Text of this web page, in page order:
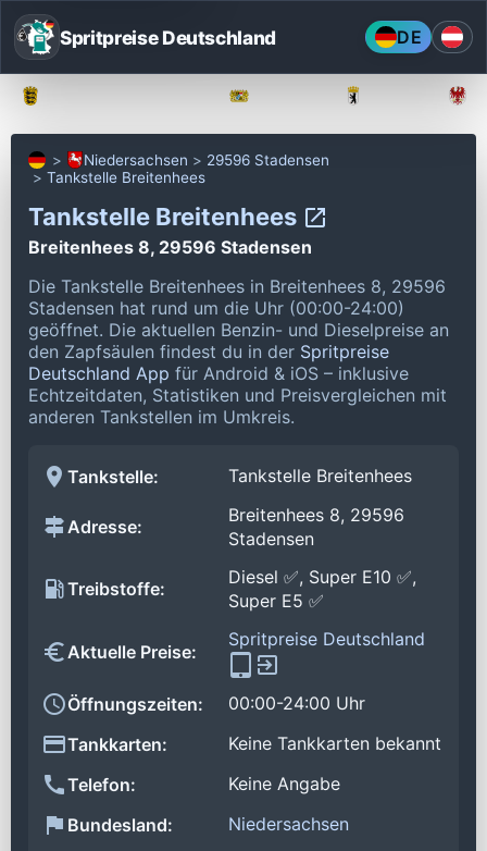
Spritpreise Deutschland DE
Niedersachsen
29596 Stadensen
Tankstelle Breitenhees
Tankstelle Breitenhees
Breitenhees 8, 29596 Stadensen
Die Tankstelle Breitenhees in Breitenhees 8, 29596
Stadensen hat rund um die Uhr (00:00-24:00)
geöffnet. Die aktuellen Benzin- und Dieselpreise an
den Zapfsäulen findest du in der Spritpreise
Deutschland App für Android & iOS – inklusive
Echtzeitdaten, Statistiken und Preisvergleichen mit
anderen Tankstellen im Umkreis.
Tankstelle: Tankstelle Breitenhees
Adresse:
Breitenhees 8, 29596
Stadensen
Treibstoffe:
Diesel ✅, Super E10 ✅,
Super E5 ✅
Aktuelle Preise:
Spritpreise Deutschland
Öffnungszeiten:
00:00-24:00 Uhr
Tankkarten:
Keine Tankkarten bekannt
Telefon:
Keine Angabe
Bundesland:
Niedersachsen